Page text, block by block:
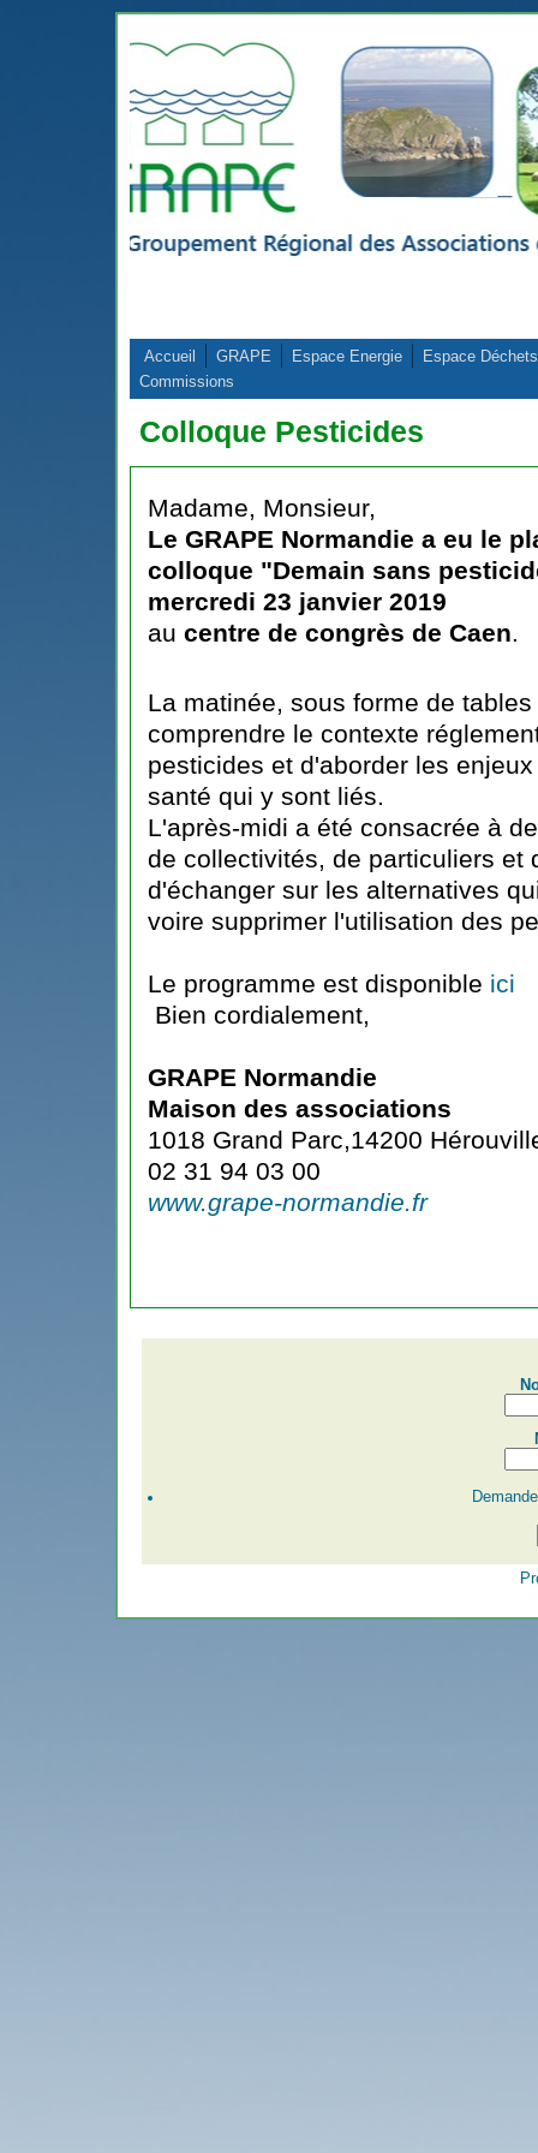
Accueil GRAPE Espace Energie
Espace Déchets
Commissions
Colloque Pesticides
Madame, Monsieur,
Le GRAPE Normandie a eu le
colloque "Demain sans
mercredi 23 janvier 2019
au centre de congrès de Caen.
La matinée, sous forme de
comprendre le contexte
pesticides et d'aborder les
santé qui y sont liés.
L'après-midi a été consacrée à
de collectivités, de particuliers et
d'échanger sur les alternatives
voire supprimer l'utilisation des
Le programme est disponible ici
Bien cordialement,
GRAPE Normandie
Maison des associations
1018 Grand Parc,14200
02 31 94 03 00
www.grape-normandie.fr